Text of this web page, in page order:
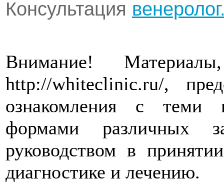
Консультация
Внимание!
http://whiteclinic.ru/,
ознакомления с теми
формами различных
руководством в
диагностике и лечению.